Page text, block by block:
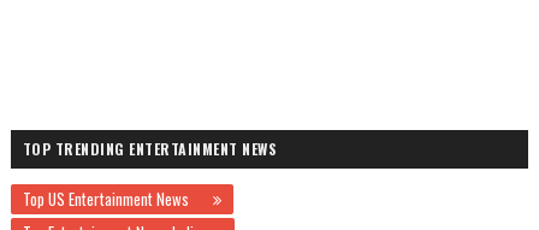
TOP TRENDING ENTERTAINMENT NEWS
Top US Entertainment News